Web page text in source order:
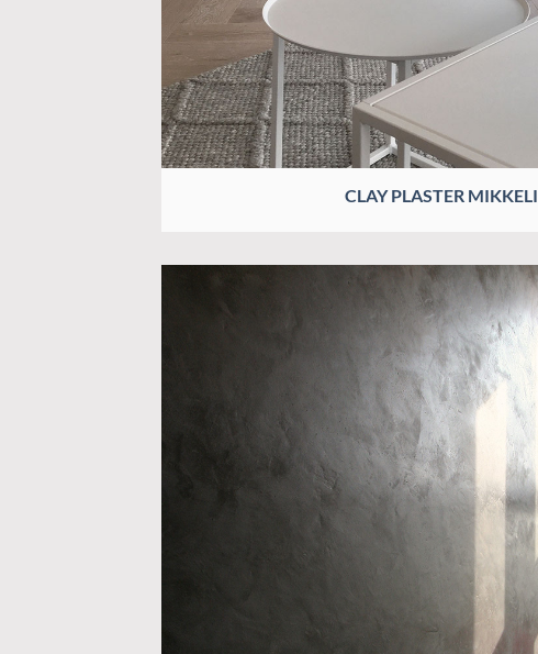
CLAY PLASTER MIKKELI